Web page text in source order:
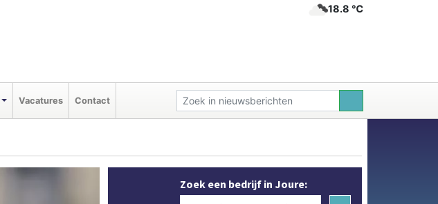
18.8 ℃
Vacatures Contact
Zoek een bedrijf in Joure: